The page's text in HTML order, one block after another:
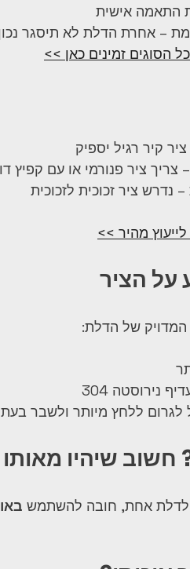
התאמה אישית
– אחרת הדלת לא תיסגר
הסוגים זמינים כאן >>
קיר רגיל יספיק
– צריך ציר פנורמי או עם קפיץ דו-
ציר זכוכית לזכוכית
מהיר >>
של הדלת:
לגרום ללחץ מיותר ולשבר
לדלת אחת, חובה להשתמש